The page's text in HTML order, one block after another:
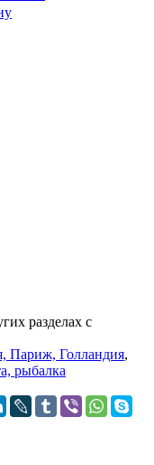
разделах с
Париж, Голландия,
рыбалка